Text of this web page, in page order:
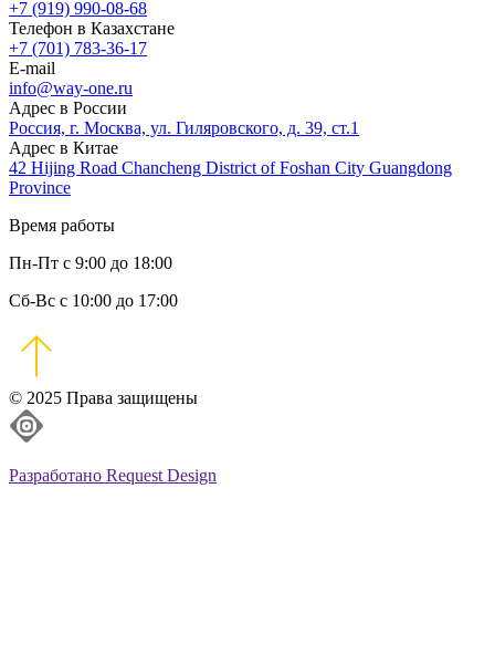
+7 (919) 990-08-68
Телефон в Казахстане
+7 (701) 783-36-17
E-mail
info@way-one.ru
Адрес в России
Россия, г. Москва, ул. Гиляровского, д. 39, ст.1
Адрес в Китае
42 Hijing Road Chancheng District of Foshan City Guangdong
Province
Время работы
Пн-Пт с 9:00 до 18:00
Сб-Вс с 10:00 до 17:00
© 2025 Права защищены
Разработано Request Design